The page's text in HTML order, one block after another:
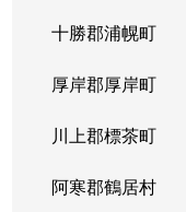
十勝郡浦幌町
厚岸郡厚岸町
川上郡標茶町
阿寒郡鶴居村